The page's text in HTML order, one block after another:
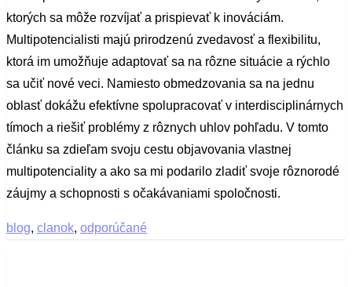
ktorých sa môže rozvíjať a prispievať k inováciám.
Multipotencialisti majú prirodzenú zvedavosť a flexibilitu,
ktorá im umožňuje adaptovať sa na rôzne situácie a rýchlo
sa učiť nové veci. Namiesto obmedzovania sa na jednu
oblasť dokážu efektívne spolupracovať v interdisciplinárnych
tímoch a riešiť problémy z rôznych uhlov pohľadu. V tomto
článku sa zdieľam svoju cestu objavovania vlastnej
multipotenciality a ako sa mi podarilo zladiť svoje rôznorodé
záujmy a schopnosti s očakávaniami spoločnosti.
blog, clanok, odporúčané